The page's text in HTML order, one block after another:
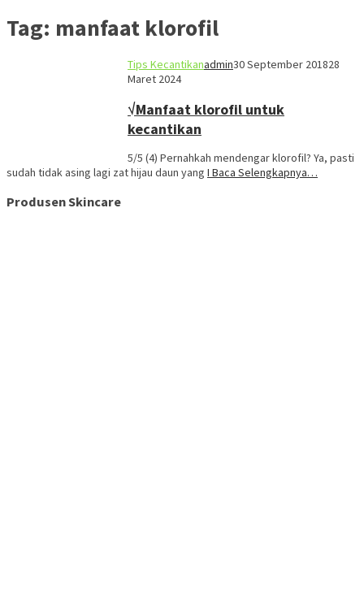
Tag: manfaat klorofil
Tips Kecantikanadmin30 September 201828
Maret 2024
√Manfaat klorofil untuk
kecantikan
5/5 (4) Pernahkah mendengar klorofil? Ya, pasti
sudah tidak asing lagi zat hijau daun yang I Baca Selengkapnya…
Produsen Skincare